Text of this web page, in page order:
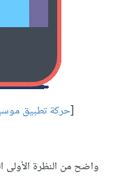
[حركة تطبيق
واضح من النظرة الأولى